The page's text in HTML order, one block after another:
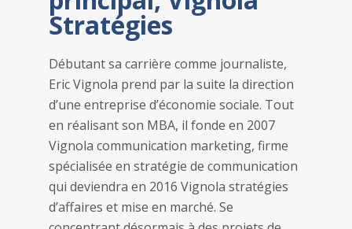
Stratégies
Débutant sa carrière comme journaliste,
Eric Vignola prend par la suite la direction
d’une entreprise d’économie sociale. Tout
en réalisant son MBA, il fonde en 2007
Vignola communication marketing, firme
spécialisée en stratégie de communication
qui deviendra en 2016 Vignola stratégies
d’affaires et mise en marché. Se